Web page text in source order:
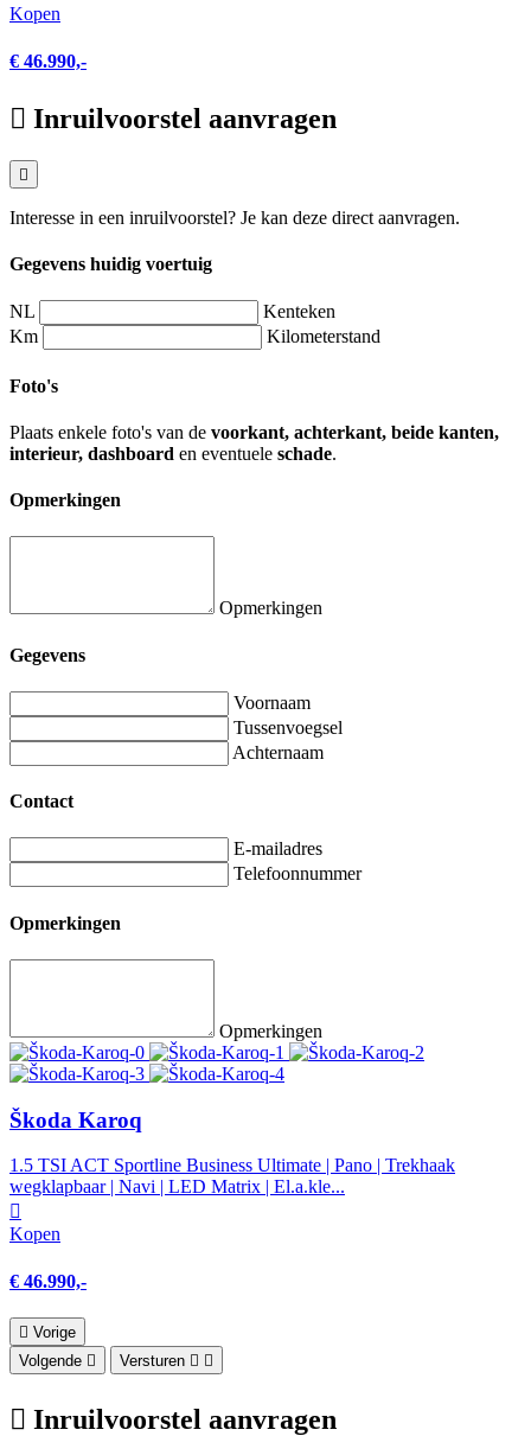
Kopen
€ 46.990,-
Inruilvoorstel aanvragen
Interesse in een inruilvoorstel? Je kan deze direct aanvragen.
Gegevens huidig voertuig
NL
Kenteken
Km
Kilometerstand
Foto's
Plaats enkele foto's van de voorkant, achterkant, beide kanten,
interieur, dashboard en eventuele schade.
Opmerkingen
Opmerkingen
Gegevens
Voornaam
Tussenvoegsel
Achternaam
Contact
E-mailadres
Telefoonnummer
Opmerkingen
Opmerkingen
Škoda Karoq
1.5 TSI ACT Sportline Business Ultimate | Pano | Trekhaak
wegklapbaar | Navi | LED Matrix | El.a.kle...
Kopen
€ 46.990,-
Vorige
Volgende
Versturen
Inruilvoorstel aanvragen